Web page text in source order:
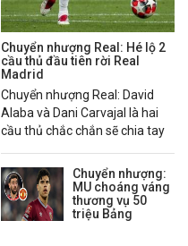
Chuyển nhượng Real: Hé lộ 2
cầu thủ đầu tiên rời Real
Madrid
Chuyển nhượng Real: David
Alaba và Dani Carvajal là hai
cầu thủ chắc chắn sẽ chia tay
2026.
Chuyển nhượng:
MU choáng váng
thương vụ 50
triệu Bảng